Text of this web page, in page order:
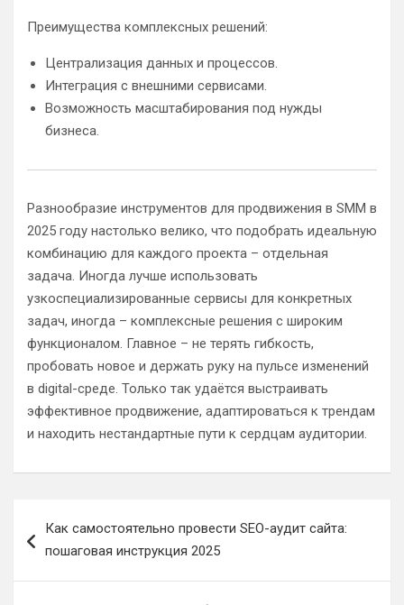
Преимущества комплексных решений:
Централизация данных и процессов.
Интеграция с внешними сервисами.
Возможность масштабирования под нужды
бизнеса.
Разнообразие инструментов для продвижения в SMM в
2025 году настолько велико, что подобрать идеальную
комбинацию для каждого проекта – отдельная
задача. Иногда лучше использовать
узкоспециализированные сервисы для конкретных
задач, иногда – комплексные решения с широким
функционалом. Главное – не терять гибкость,
пробовать новое и держать руку на пульсе изменений
в digital-среде. Только так удаётся выстраивать
эффективное продвижение, адаптироваться к трендам
и находить нестандартные пути к сердцам аудитории.
по
Как самостоятельно провести SEO-аудит сайта:
пошаговая инструкция 2025